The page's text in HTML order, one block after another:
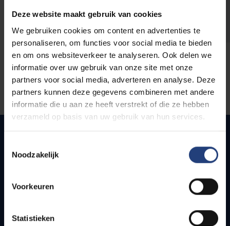
Deze website maakt gebruik van cookies
We gebruiken cookies om content en advertenties te
personaliseren, om functies voor social media te bieden
en om ons websiteverkeer te analyseren. Ook delen we
informatie over uw gebruik van onze site met onze
partners voor social media, adverteren en analyse. Deze
partners kunnen deze gegevens combineren met andere
informatie die u aan ze heeft verstrekt of die ze hebben
verzameld op basis van uw gebruik van hun services.
Noodzakelijk
Voorkeuren
Statistieken
Quick links
How to get to the VUB campuses